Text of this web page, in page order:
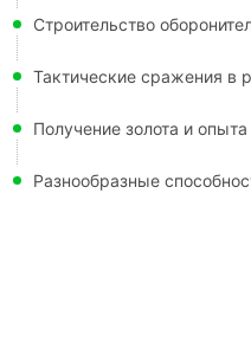
Строительство
Тактические сражения в
Получение золота и опыта
Разнообразные